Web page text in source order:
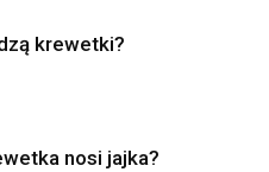
krewetki?
nosi jajka?